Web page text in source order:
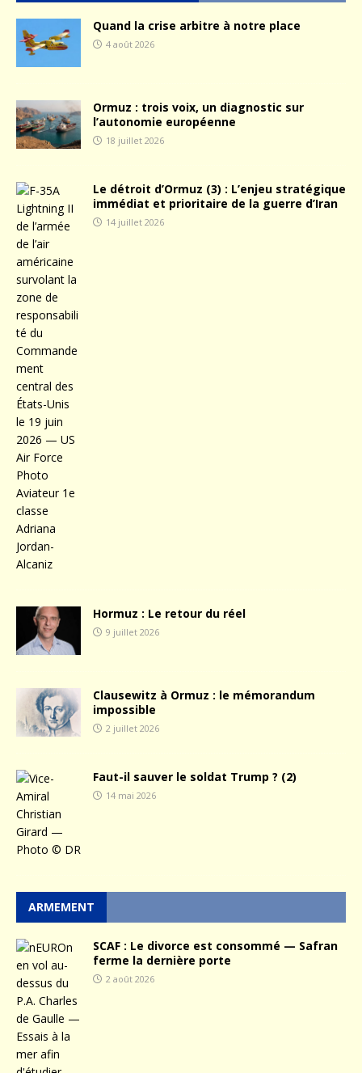
Quand la crise arbitre à notre place
4 août 2026
Ormuz : trois voix, un diagnostic sur
l’autonomie européenne
18 juillet 2026
Le détroit d’Ormuz (3) : L’enjeu stratégique
immédiat et prioritaire de la guerre d’Iran
14 juillet 2026
Hormuz : Le retour du réel
9 juillet 2026
Clausewitz à Ormuz : le mémorandum
impossible
2 juillet 2026
Faut-il sauver le soldat Trump ? (2)
14 mai 2026
ARMEMENT
SCAF : Le divorce est consommé — Safran
ferme la dernière porte
2 août 2026